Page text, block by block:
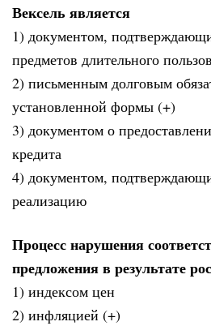
Вексель является
1) документом,
предметов длительного
2) письменным долговым
установленной формы (+)
3) документом о
кредита
4) документом,
реализацию
Процесс нарушения
предложения в результате
1) индексом цен
2) инфляцией (+)